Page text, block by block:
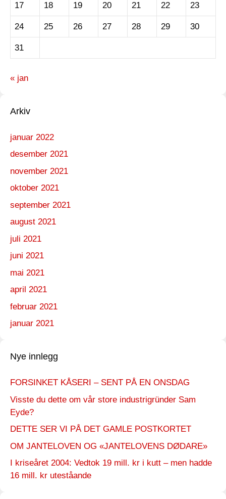
17 18 19 20 21 22 23
24 25 26 27 28 29 30
31
« jan
Arkiv
januar 2022
desember 2021
november 2021
oktober 2021
september 2021
august 2021
juli 2021
juni 2021
mai 2021
april 2021
februar 2021
januar 2021
Nye innlegg
FORSINKET KÅSERI – SENT PÅ EN ONSDAG
Visste du dette om vår store industrigründer Sam
Eyde?
DETTE SER VI PÅ DET GAMLE POSTKORTET
OM JANTELOVEN OG «JANTELOVENS DØDARE»
I kriseåret 2004: Vedtok 19 mill. kr i kutt – men hadde
16 mill. kr uteståande